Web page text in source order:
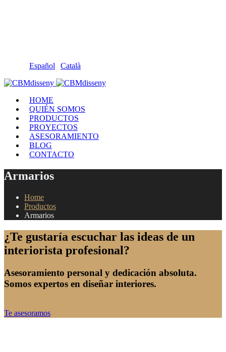
Español Català
HOME
QUIÉN SOMOS
PRODUCTOS
PROYECTOS
ASESORAMIENTO
BLOG
CONTACTO
Armarios
Home
Productos
Armarios
¿Te gustaría escuchar las ideas de un
interiorista profesional?
Asesoramiento personal y dedicación absoluta.
Somos expertos en diseñar interiores.
Te asesoramos